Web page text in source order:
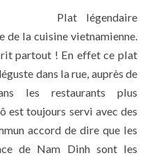
Plat légendaire
de la cuisine vietnamienne.
partout ! En effet ce plat
dans la rue, auprès de
les restaurants plus
est toujours servi avec des
accord de dire que les
de Nam Dinh sont les